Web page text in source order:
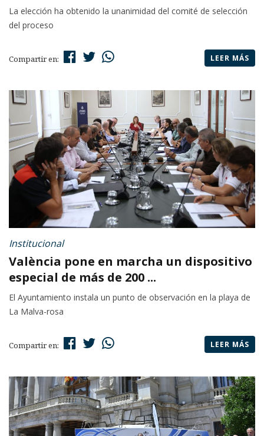
La elección ha obtenido la unanimidad del comité de selección
del proceso
Compartir en: LEER MÁS
Institucional
València pone en marcha un dispositivo
especial de más de 200 ...
El Ayuntamiento instala un punto de observación en la playa de
La Malva-rosa
Compartir en: LEER MÁS